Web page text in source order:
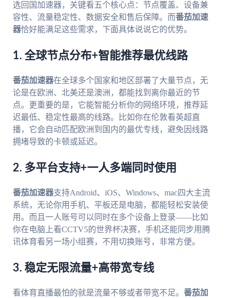
选回国加速器，关键看五个核心点：节点覆盖、设备兼
容性、流量稳定性、数据安全和售后保障。而番茄加速
器恰好能满足这些需求，下面具体说说它的优势。
1. 全球节点分布+智能推荐最优线路
番茄加速器在全球多个国家和地区部署了大量节点，无
论是在欧洲、北美还是澳洲，都能找到离你最近的节
点。更重要的是，它能智能分析你的网络环境，推荐延
迟最低、稳定性最高的线路。比如你在伦敦看英超直
播，它会自动匹配欧洲到国内的最优专线，避免因线路
拥堵导致的卡顿或延迟。
2. 多平台支持+一人多端同时使用
番茄加速器支持Android、iOS、Windows、mac四大主流
系统，无论你用手机、平板还是电脑，都能轻松安装使
用。而且一人账号可以同时在多个设备上登录——比如
你在电脑上看CCTV5的世界杯决赛，手机还能同步用腾
讯体育看另一场小组赛，不用切换账号，非常方便。
3. 稳定无限流量+高带宽专线
看体育直播最怕的就是流量不够或者带宽不足。 番茄加